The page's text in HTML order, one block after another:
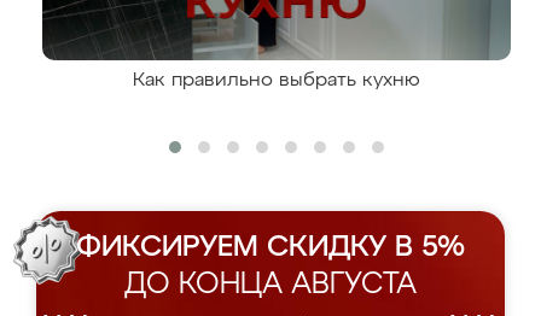
Как правильно выбрать кухню
ФИКСИРУЕМ СКИДКУ В 5%
ДО КОНЦА АВГУСТА